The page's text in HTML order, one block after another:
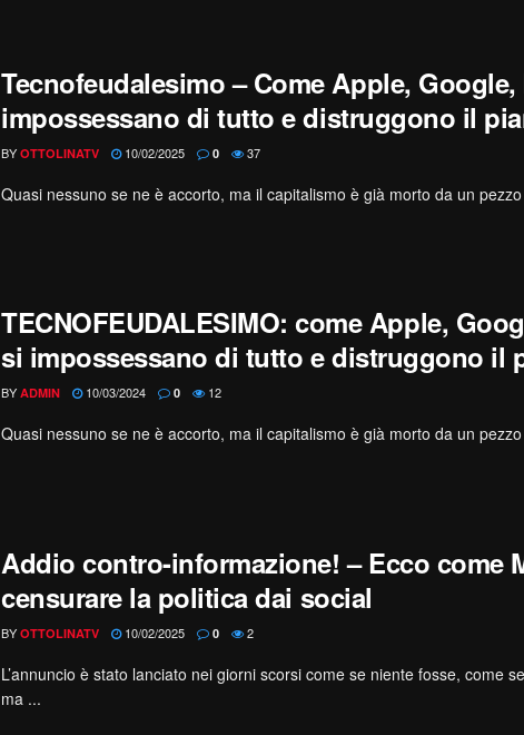
Tecnofeudalesimo – Come Apple,
impossessano di tutto e distruggono il
BY OTTOLINATV 10/02/2025 0 37
Quasi nessuno se ne è accorto, ma il capitalismo è già morto da un
TECNOFEUDALESIMO: come Apple,
si impossessano di tutto e distruggono il
BY ADMIN 10/03/2024 0 12
Quasi nessuno se ne è accorto, ma il capitalismo è già morto da un
Addio contro-informazione! – Ecco come
censurare la politica dai social
BY OTTOLINATV 10/02/2025 0 2
L’annuncio è stato lanciato nei giorni scorsi come se niente fosse, come
ma ...